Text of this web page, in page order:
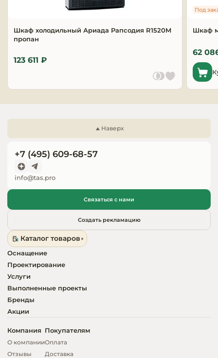
Торговое и
Оснащение
отелей
Шкаф холодильный Ариада Рапсодия R1520M
пропан
123 611 ₽
Шкаф
Под
62
Наверх
+7 (495) 609-68-57
info@tas.pro
Связаться с нами
Создать рекламацию
Каталог товаров
Оснащение
Проектирование
Услуги
Выполненные проекты
Бренды
Акции
Компания
О компании
Отзывы
Покупателям
Оплата
Доставка